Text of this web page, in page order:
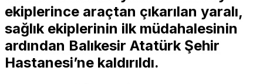
ekiplerince araçtan çıkarılan yaralı,
sağlık ekiplerinin ilk müdahalesinin
ardından Balıkesir Atatürk Şehir
Hastanesi’ne kaldırıldı.